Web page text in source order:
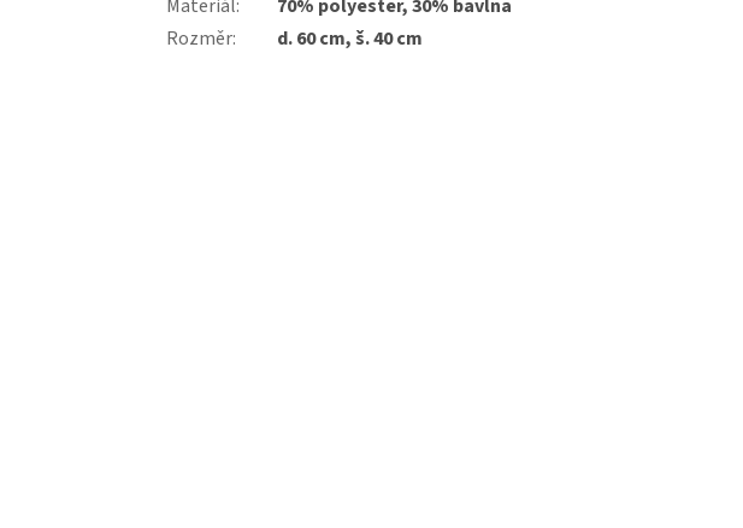
Materiál:
70% polyester, 30% bavlna
Rozměr: d. 60 cm, š. 40 cm